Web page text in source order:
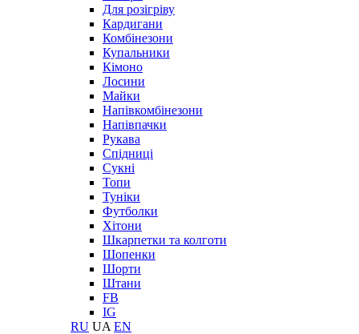
Для розігріву
Кардигани
Комбінезони
Купальники
Кімоно
Лосини
Майки
Напівкомбінезони
Напівпачки
Рукава
Спідниці
Сукні
Топи
Туніки
Футболки
Хітони
Шкарпетки та колготи
Шопенки
Шорти
Штани
FB
IG
RU UA EN